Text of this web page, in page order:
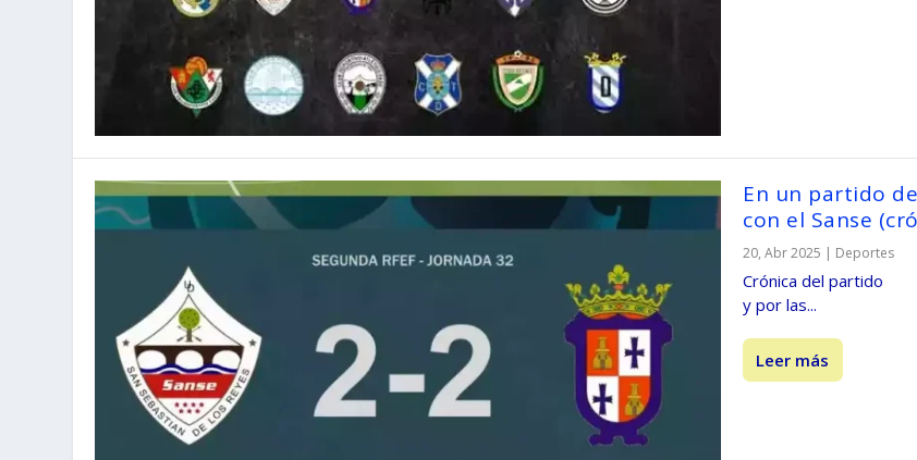
En un partido
con el Sanse
20, Abr 2025 | Deportes
Crónica del partido
y por las...
Leer más